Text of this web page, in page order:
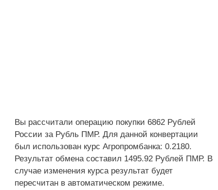
Вы рассчитали операцию покупки 6862 Рублей
России за Рубль ПМР. Для данной конвертации
был использован курс Агропромбанка: 0.2180.
Результат обмена составил 1495.92 Рублей ПМР. В
случае изменения курса результат будет
пересчитан в автоматическом режиме.